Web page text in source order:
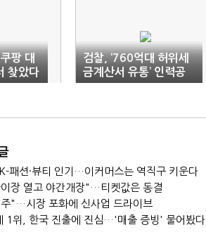
팡 대
찾았다
검찰, ‘760억대 허위세
금계산서 유통’ 인력공
급업체 일당 기소
패션·뷰티 인기…이커머스는 역직구 키운다
장 열고 야간개장"…티켓값은 동결
"…시장 포화에 신사업 드라이브
1위, 한국 진출에 진심…'매출 증빙' 물어봤다